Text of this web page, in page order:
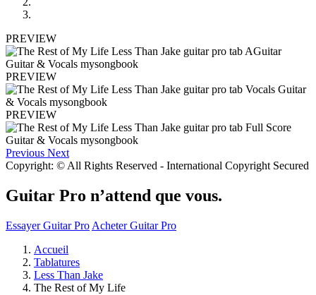
PREVIEW
PREVIEW
PREVIEW
Previous Next
Copyright: © All Rights Reserved - International Copyright Secured
Guitar Pro n’attend que vous.
Essayer Guitar Pro Acheter Guitar Pro
Accueil
Tablatures
Less Than Jake
The Rest of My Life